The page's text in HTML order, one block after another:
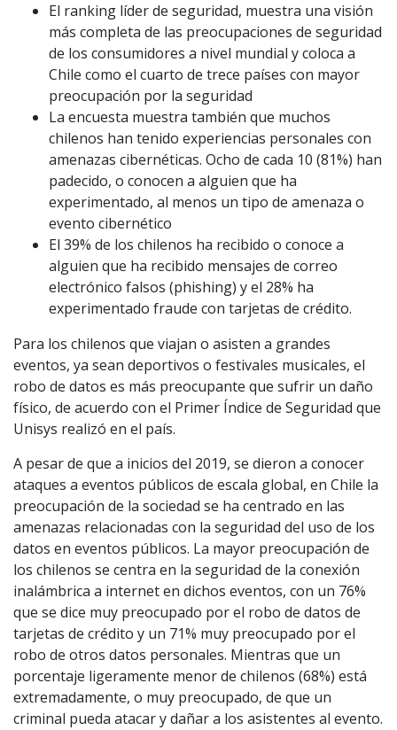
El ranking líder de seguridad, muestra una visión
más completa de las preocupaciones de seguridad
de los consumidores a nivel mundial y coloca a
Chile como el cuarto de trece países con mayor
preocupación por la seguridad
La encuesta muestra también que muchos
chilenos han tenido experiencias personales con
amenazas cibernéticas. Ocho de cada 10 (81%) han
padecido, o conocen a alguien que ha
experimentado, al menos un tipo de amenaza o
evento cibernético
El 39% de los chilenos ha recibido o conoce a
alguien que ha recibido mensajes de correo
electrónico falsos (phishing) y el 28% ha
experimentado fraude con tarjetas de crédito.
Para los chilenos que viajan o asisten a grandes
eventos, ya sean deportivos o festivales musicales, el
robo de datos es más preocupante que sufrir un daño
físico, de acuerdo con el Primer Índice de Seguridad que
Unisys realizó en el país.
A pesar de que a inicios del 2019, se dieron a conocer
ataques a eventos públicos de escala global, en Chile la
preocupación de la sociedad se ha centrado en las
amenazas relacionadas con la seguridad del uso de los
datos en eventos públicos. La mayor preocupación de
los chilenos se centra en la seguridad de la conexión
inalámbrica a internet en dichos eventos, con un 76%
que se dice muy preocupado por el robo de datos de
tarjetas de crédito y un 71% muy preocupado por el
robo de otros datos personales. Mientras que un
porcentaje ligeramente menor de chilenos (68%) está
extremadamente, o muy preocupado, de que un
criminal pueda atacar y dañar a los asistentes al evento.